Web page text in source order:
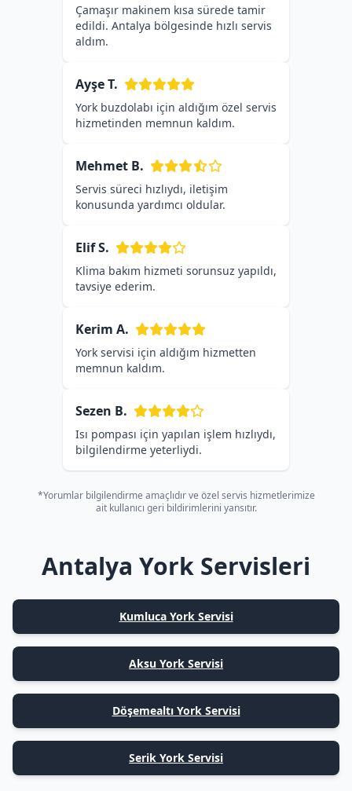
Çamaşır makinem kısa sürede tamir
edildi. Antalya bölgesinde hızlı servis
aldım.
Ayşe T.
York buzdolabı için aldığım özel servis
hizmetinden memnun kaldım.
Mehmet B.
Servis süreci hızlıydı, iletişim
konusunda yardımcı oldular.
Elif S.
Klima bakım hizmeti sorunsuz yapıldı,
tavsiye ederim.
Kerim A.
York servisi için aldığım hizmetten
memnun kaldım.
Sezen B.
Isı pompası için yapılan işlem hızlıydı,
bilgilendirme yeterliydi.
*Yorumlar bilgilendirme amaçlıdır ve özel servis hizmetlerimize
ait kullanıcı geri bildirimlerini yansıtır.
Antalya York Servisleri
Kumluca York Servisi
Aksu York Servisi
Döşemealtı York Servisi
Serik York Servisi